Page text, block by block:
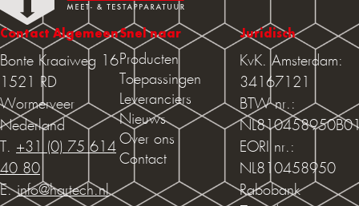
Contact Algemeen
Bonte Kraaiweg 16
1521 RD
Wormerveer
Nederland
T. +31 (0) 75 614
40 80
E.info@hartech.nl
Snel naar
Producten
Toepassingen
Leveranciers
Nieuws
Over ons
Contact
Juridisch
KvK. Amsterdam:
34167121
BTW nr.:
EORI nr.:
NL810458950
Rabobank